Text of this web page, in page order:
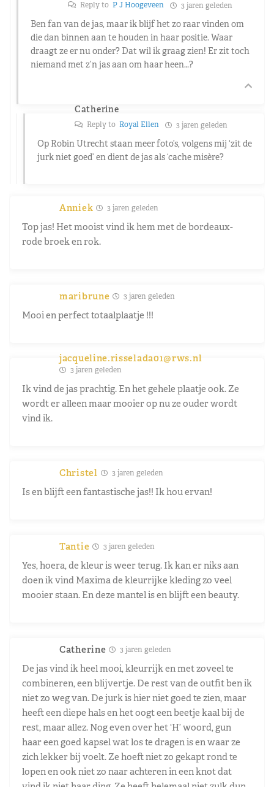
Reply to P J Hoogeveen 3 jaren geleden
Ben fan van de jas, maar ik blijf het zo raar vinden om
die dan binnen aan te houden in haar positie. Waar
draagt ze er nu onder? Dat wil ik graag zien! Er zit toch
niemand met z’n jas aan om haar heen…?
Catherine
Reply to Royal Ellen 3 jaren geleden
Op Robin Utrecht staan meer foto’s, volgens mij ‘zit de
jurk niet goed’ en dient de jas als ‘cache misère?
Anniek 3 jaren geleden
Top jas! Het mooist vind ik hem met de bordeaux-
rode broek en rok.
maribrune 3 jaren geleden
Mooi en perfect totaalplaatje !!!
jacqueline.risselada01@rws.nl
3 jaren geleden
Ik vind de jas prachtig. En het gehele plaatje ook. Ze
wordt er alleen maar mooier op nu ze ouder wordt
vind ik.
Christel 3 jaren geleden
Is en blijft een fantastische jas!! Ik hou ervan!
Tantie 3 jaren geleden
Yes, hoera, de kleur is weer terug. Ik kan er niks aan
doen ik vind Maxima de kleurrijke kleding zo veel
mooier staan. En deze mantel is en blijft een beauty.
Catherine 3 jaren geleden
De jas vind ik heel mooi, kleurrijk en met zoveel te
combineren, een blijvertje. De rest van de outfit ben ik
niet zo weg van. De jurk is hier niet goed te zien, maar
heeft een diepe hals en het oogt een beetje kaal bij de
rest, maar allez. Nog even over het ‘H’ woord, gun
haar een goed kapsel wat los te dragen is en waar ze
zich lekker bij voelt. Ze hoeft niet zo gekapt rond te
lopen en ook niet zo naar achteren in een knot dat